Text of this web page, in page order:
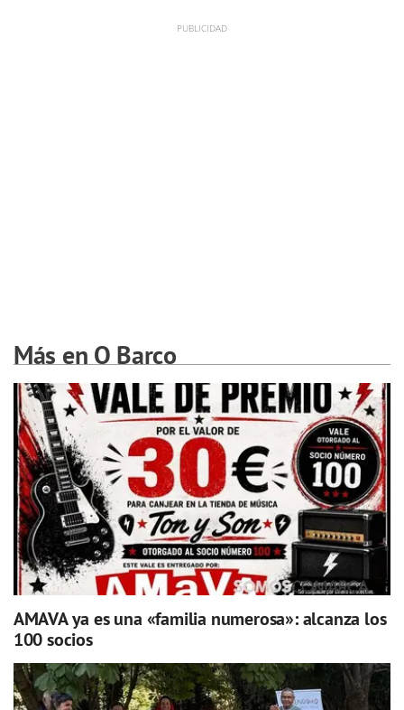
Más en O Barco
AMAVA ya es una «familia numerosa»: alcanza los
100 socios